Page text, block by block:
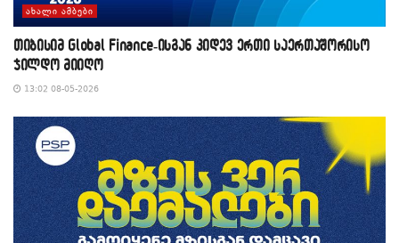
ᲐᲮᲐᲚᲘ ᲐᲛᲑᲔᲑᲘ
თიბისიმ Global Finance-ისგან კიდევ ერთი საერთაშორისო
ჯილდო მიიღო
13:02 08-05-2026